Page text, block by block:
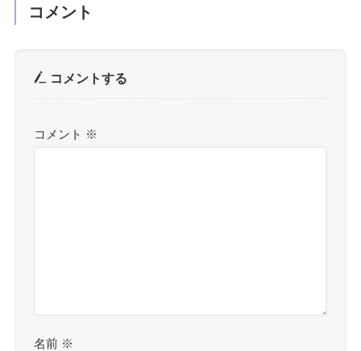
コメント
コメントする
コメント ※
名前 ※